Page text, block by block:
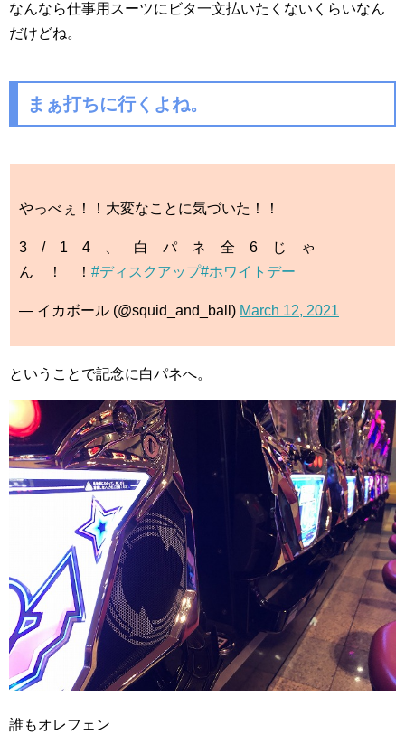
なんなら仕事用スーツにビタ一文払いたくないくらいなん
だけどね。
まぁ打ちに行くよね。
やっべぇ！！大変なことに気づいた！！
3 / 1 4 、 白 パ ネ 全 6 じ ゃ
ん ！ ！ #ディスクアップ#ホワイトデー
— イカボール (@squid_and_ball) March 12, 2021
ということで記念に白パネへ。
誰もオレフェン